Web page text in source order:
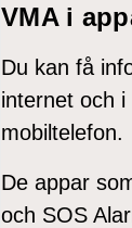
VMA i
Du kan få
internet och
mobiltelefon.
De appar
och SOS